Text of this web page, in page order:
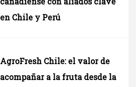
en Chile y Perú
AgroFresh Chile: el valor de
acompañar a la fruta desde la